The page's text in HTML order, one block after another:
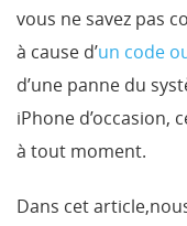
vous ne savez pas
à cause d’un code
d’une panne du
iPhone d’occasion,
à tout moment.
Dans cet